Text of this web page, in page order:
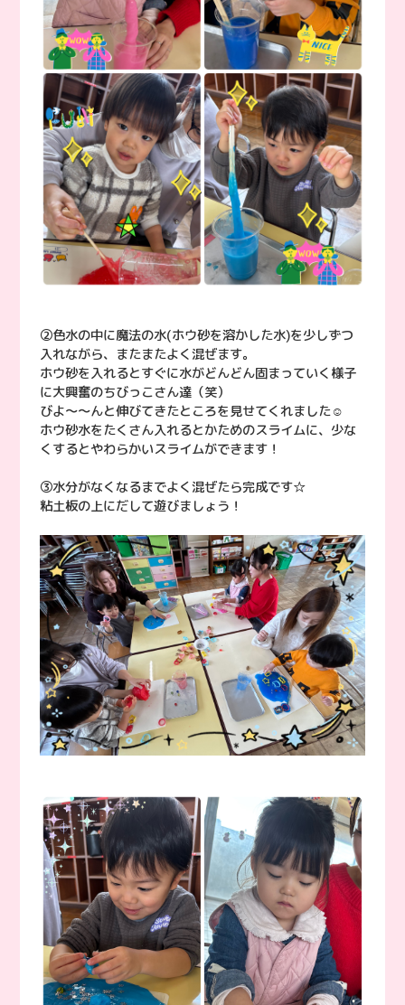
②色水の中に魔法の水(ホウ砂を溶かした水)を少しずつ
入れながら、またまたよく混ぜます。
ホウ砂を入れるとすぐに水がどんどん固まっていく様子
に大興奮のちびっこさん達（笑）
びよ〜〜んと伸びてきたところを見せてくれました☺︎
ホウ砂水をたくさん入れるとかためのスライムに、少な
くするとやわらかいスライムができます！
③水分がなくなるまでよく混ぜたら完成です☆
粘土板の上にだして遊びましょう！